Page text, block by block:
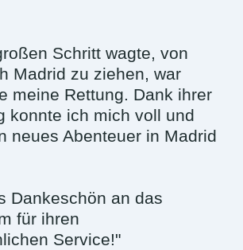
Schritt wagte, von
Madrid zu ziehen, war
meine Rettung. Dank ihrer
konnte ich mich voll und
neues Abenteuer in Madrid
Dankeschön an das
für ihren
Service!"